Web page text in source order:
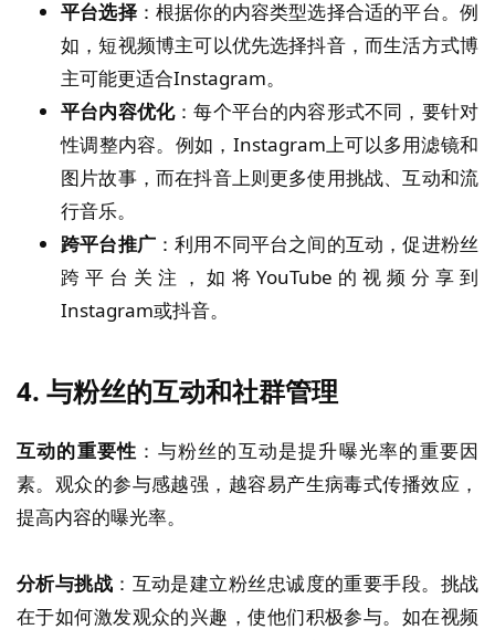
平台选择：根据你的内容类型选择合适的平台。例
如，短视频博主可以优先选择抖音，而生活方式博
主可能更适合Instagram。
平台内容优化：每个平台的内容形式不同，要针对
性调整内容。例如，Instagram上可以多用滤镜和
图片故事，而在抖音上则更多使用挑战、互动和流
行音乐。
跨平台推广：利用不同平台之间的互动，促进粉丝
跨平台关注，如将YouTube的视频分享到
Instagram或抖音。
4. 与粉丝的互动和社群管理
互动的重要性 ：与粉丝的互动是提升曝光率的重要因
素。观众的参与感越强，越容易产生病毒式传播效应，
提高内容的曝光率。
分析与挑战 ：互动是建立粉丝忠诚度的重要手段。挑战
在于如何激发观众的兴趣，使他们积极参与。如在视频